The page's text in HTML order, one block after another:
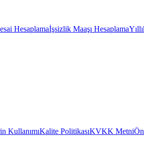
Hesaplamaİşsizlik Maaşı Hesaplama
KullanımıKalite PolitikasıKVKK Metni